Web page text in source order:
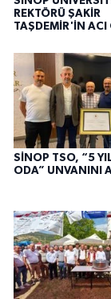
REKTÖRÜ ŞAKİR
TAŞDEMİR'İN ACI
SİNOP TSO, “5
ODA” UNVANINI